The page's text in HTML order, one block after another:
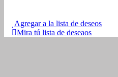
Agregar a la lista de deseos
Mira tú lista de deseaos